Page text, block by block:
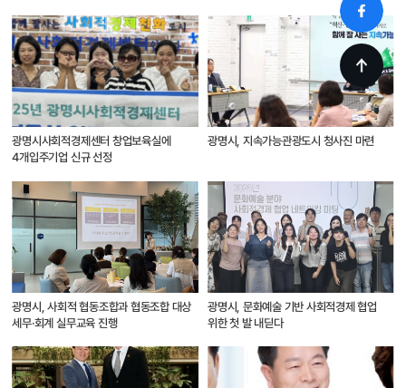
광명시사회적경제센터 창업보육실에
4개입주기업 신규 선정
광명시, 지속가능관광도시 청사진 마련
광명시, 사회적 협동조합과 협동조합 대상
세무·회계 실무교육 진행
광명시, 문화예술 기반 사회적경제 협업
위한 첫 발 내딛다